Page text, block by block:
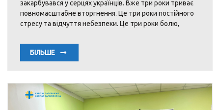
закарбувався у серцях українців. Вже три роки триває
повномасштабне вторгнення. Це три роки постійного
стресу та відчуття небезпеки. Це три роки болю,
БІЛЬШЕ